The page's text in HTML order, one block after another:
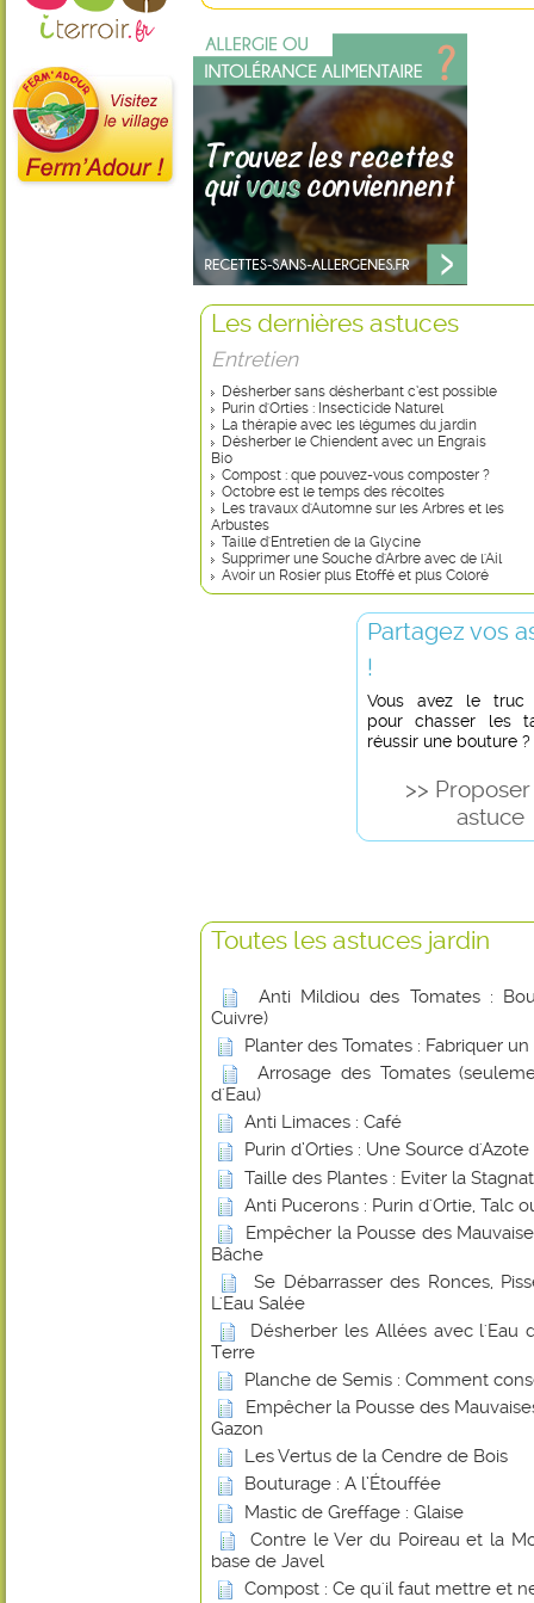
Les dernières astuces
Entretien
Désherber sans désherbant c’est possible
Purin d'Orties : Insecticide Naturel
La thérapie avec les légumes du jardin
Désherber le Chiendent avec un Engrais
Bio
Compost : que pouvez-vous composter ?
Octobre est le temps des récoltes
Les travaux d'Automne sur les Arbres et les
Arbustes
Taille d'Entretien de la Glycine
Supprimer une Souche d'Arbre avec de l'Ail
Avoir un Rosier plus Etoffé et plus Coloré
Partagez vos
!
Vous avez le truc
pour chasser les
réussir une bouture ?
>>
astuce
Toutes les astuces jardin
Anti Mildiou des Tomates :
Cuivre)
Planter des Tomates : Fabriquer
Arrosage des Tomates
d'Eau)
Anti Limaces : Café
Purin d’Orties : Une Source
Taille des Plantes : Eviter la
Anti Pucerons : Purin d'Ortie, Talc
Empêcher la Pousse des
Bâche
Se Débarrasser des Ronces,
L'Eau Salée
Désherber les Allées avec l'Eau
Terre
Planche de Semis : Comment
Empêcher la Pousse des
Gazon
Les Vertus de la Cendre de Bois
Bouturage : A l’Étouffée
Mastic de Greffage : Glaise
Contre le Ver du Poireau et la
base de Javel
Compost : Ce qu'il faut mettre et